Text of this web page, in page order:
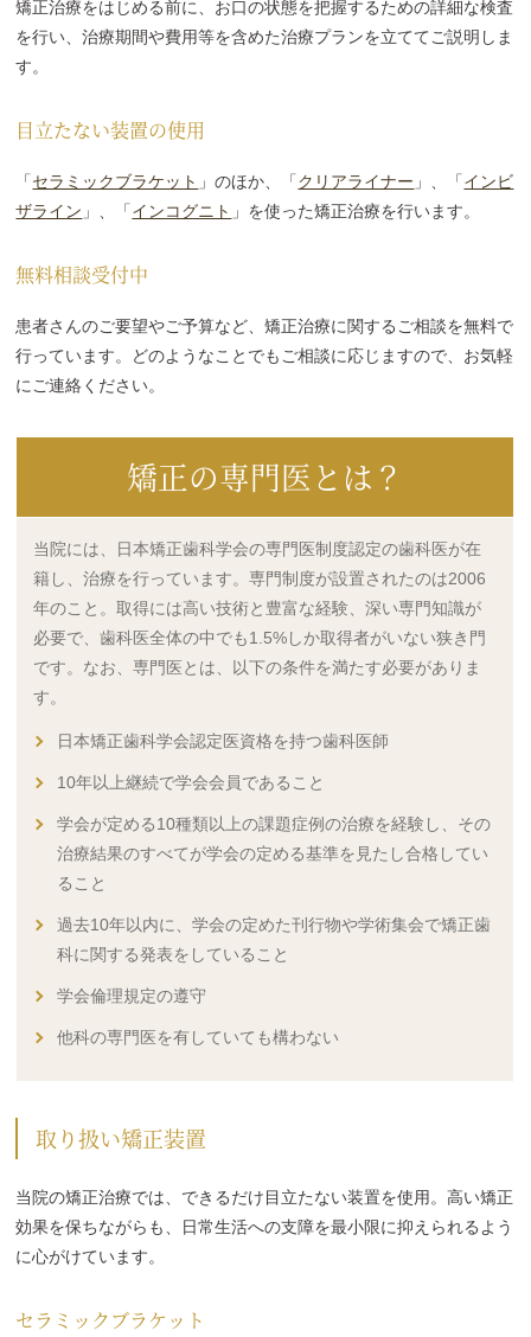
矯正治療をはじめる前に、お口の状態を把握するための詳細な検査
を行い、治療期間や費用等を含めた治療プランを立ててご説明しま
す。
目立たない装置の使用
「セラミックブラケット 」のほか、「クリアライナー 」、「インビ
ザライン 」、「インコグニト 」を使った矯正治療を行います。
無料相談受付中
患者さんのご要望やご予算など、矯正治療に関するご相談を無料で
行っています。どのようなことでもご相談に応じますので、お気軽
にご連絡ください。
矯正の専門医とは？
当院には、日本矯正歯科学会の専門医制度認定の歯科医が在
籍し、治療を行っています。専門制度が設置されたのは2006
年のこと。取得には高い技術と豊富な経験、深い専門知識が
必要で、歯科医全体の中でも1.5%しか取得者がいない狭き門
です。なお、専門医とは、以下の条件を満たす必要がありま
す。
日本矯正歯科学会認定医資格を持つ歯科医師
10年以上継続で学会会員であること
学会が定める10種類以上の課題症例の治療を経験し、その
治療結果のすべてが学会の定める基準を見たし合格してい
ること
過去10年以内に、学会の定めた刊行物や学術集会で矯正歯
科に関する発表をしていること
学会倫理規定の遵守
他科の専門医を有していても構わない
取り扱い矯正装置
当院の矯正治療では、できるだけ目立たない装置を使用。高い矯正
効果を保ちながらも、日常生活への支障を最小限に抑えられるよう
に心がけています。
セラミックブラケット